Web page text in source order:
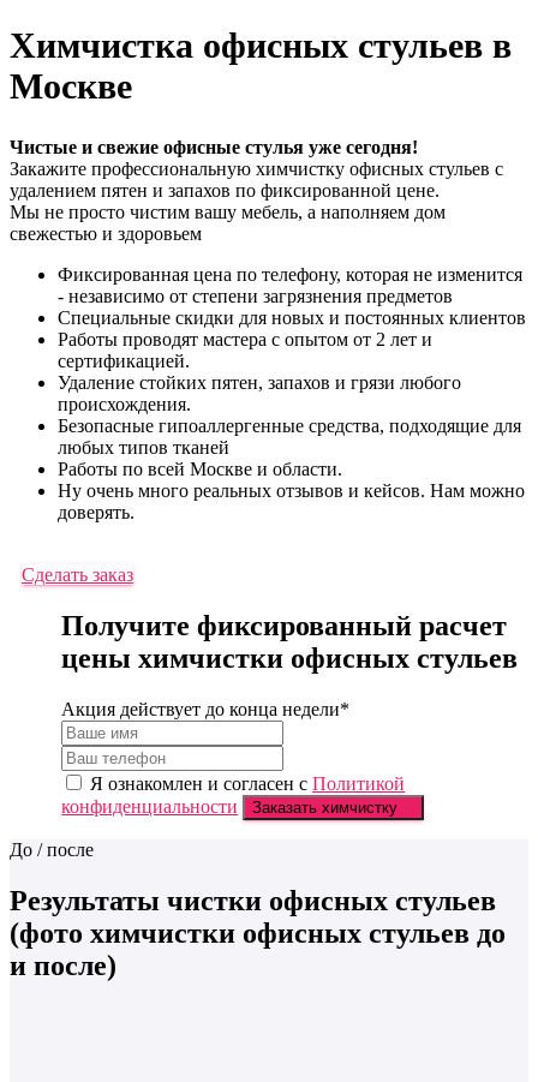
Химчистка офисных стульев в
Москве
Чистые и свежие офисные стулья уже сегодня!
Закажите профессиональную химчистку офисных стульев с
удалением пятен и запахов по фиксированной цене.
Мы не просто чистим вашу мебель, а наполняем дом
свежестью и здоровьем
Фиксированная цена по телефону, которая не изменится
- независимо от степени загрязнения предметов
Специальные скидки для новых и постоянных клиентов
Работы проводят мастера с опытом от 2 лет и
сертификацией.
Удаление стойких пятен, запахов и грязи любого
происхождения.
Безопасные гипоаллергенные средства, подходящие для
любых типов тканей
Работы по всей Москве и области.
Ну очень много реальных отзывов и кейсов. Нам можно
доверять.
Сделать заказ
Получите фиксированный расчет
цены химчистки офисных стульев
Акция действует доконца недели*
Я ознакомлен и согласен сПолитикой
конфиденциальности
Заказать химчистку
До / после
Результаты чистки офисных стульев
(фото химчистки офисных стульев до
и после)